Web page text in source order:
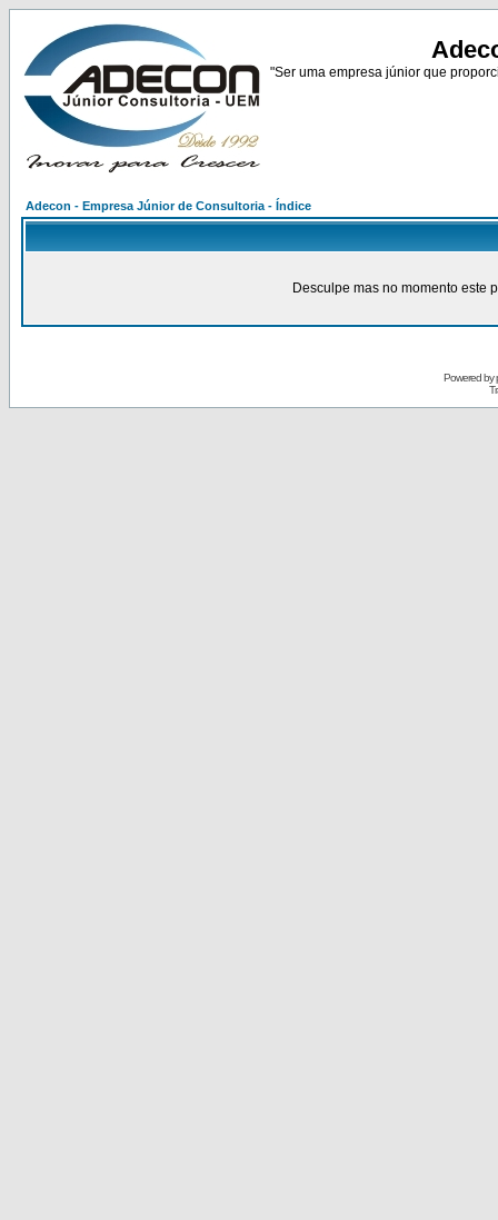
"Ser uma empresa júnior que
Adecon - Empresa Júnior de Consultoria - Índice
Desculpe mas no momento este
Powered by